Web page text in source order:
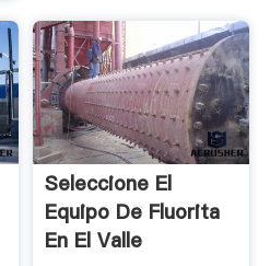
Seleccione El
Equipo De Fluorita
En El Valle